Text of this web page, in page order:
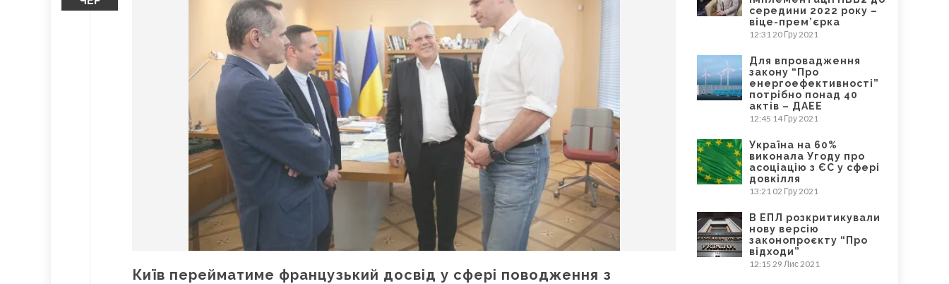
Київ перейматиме французький досвід у сфері поводження з
середини 2022 року –
віце-прем’єрка
12:3120 Гру 2021
Для впровадження
закону “Про
енергоефективності”
потрібно понад 40
актів – ДАЕЕ
12:45 14 Гру 2021
Україна на 60%
виконала Угоду про
асоціацію з ЄС у сфері
довкілля
13:21 02 Гру 2021
В ЕПЛ розкритикували
нову версію
законопроєкту “Про
відходи”
12:15 29 Лис 2021